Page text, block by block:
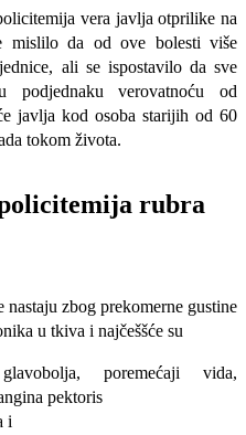
vera javlja otprilike na
mislilo da od ove bolesti više
ali se ispostavilo da sve
podjednaku verovatnoću od
javlja kod osoba starijih od 60
tokom života.
rubra
zbog prekomerne gustine
u tkiva i najčeššće su
poremećaji vida,
pektoris
i